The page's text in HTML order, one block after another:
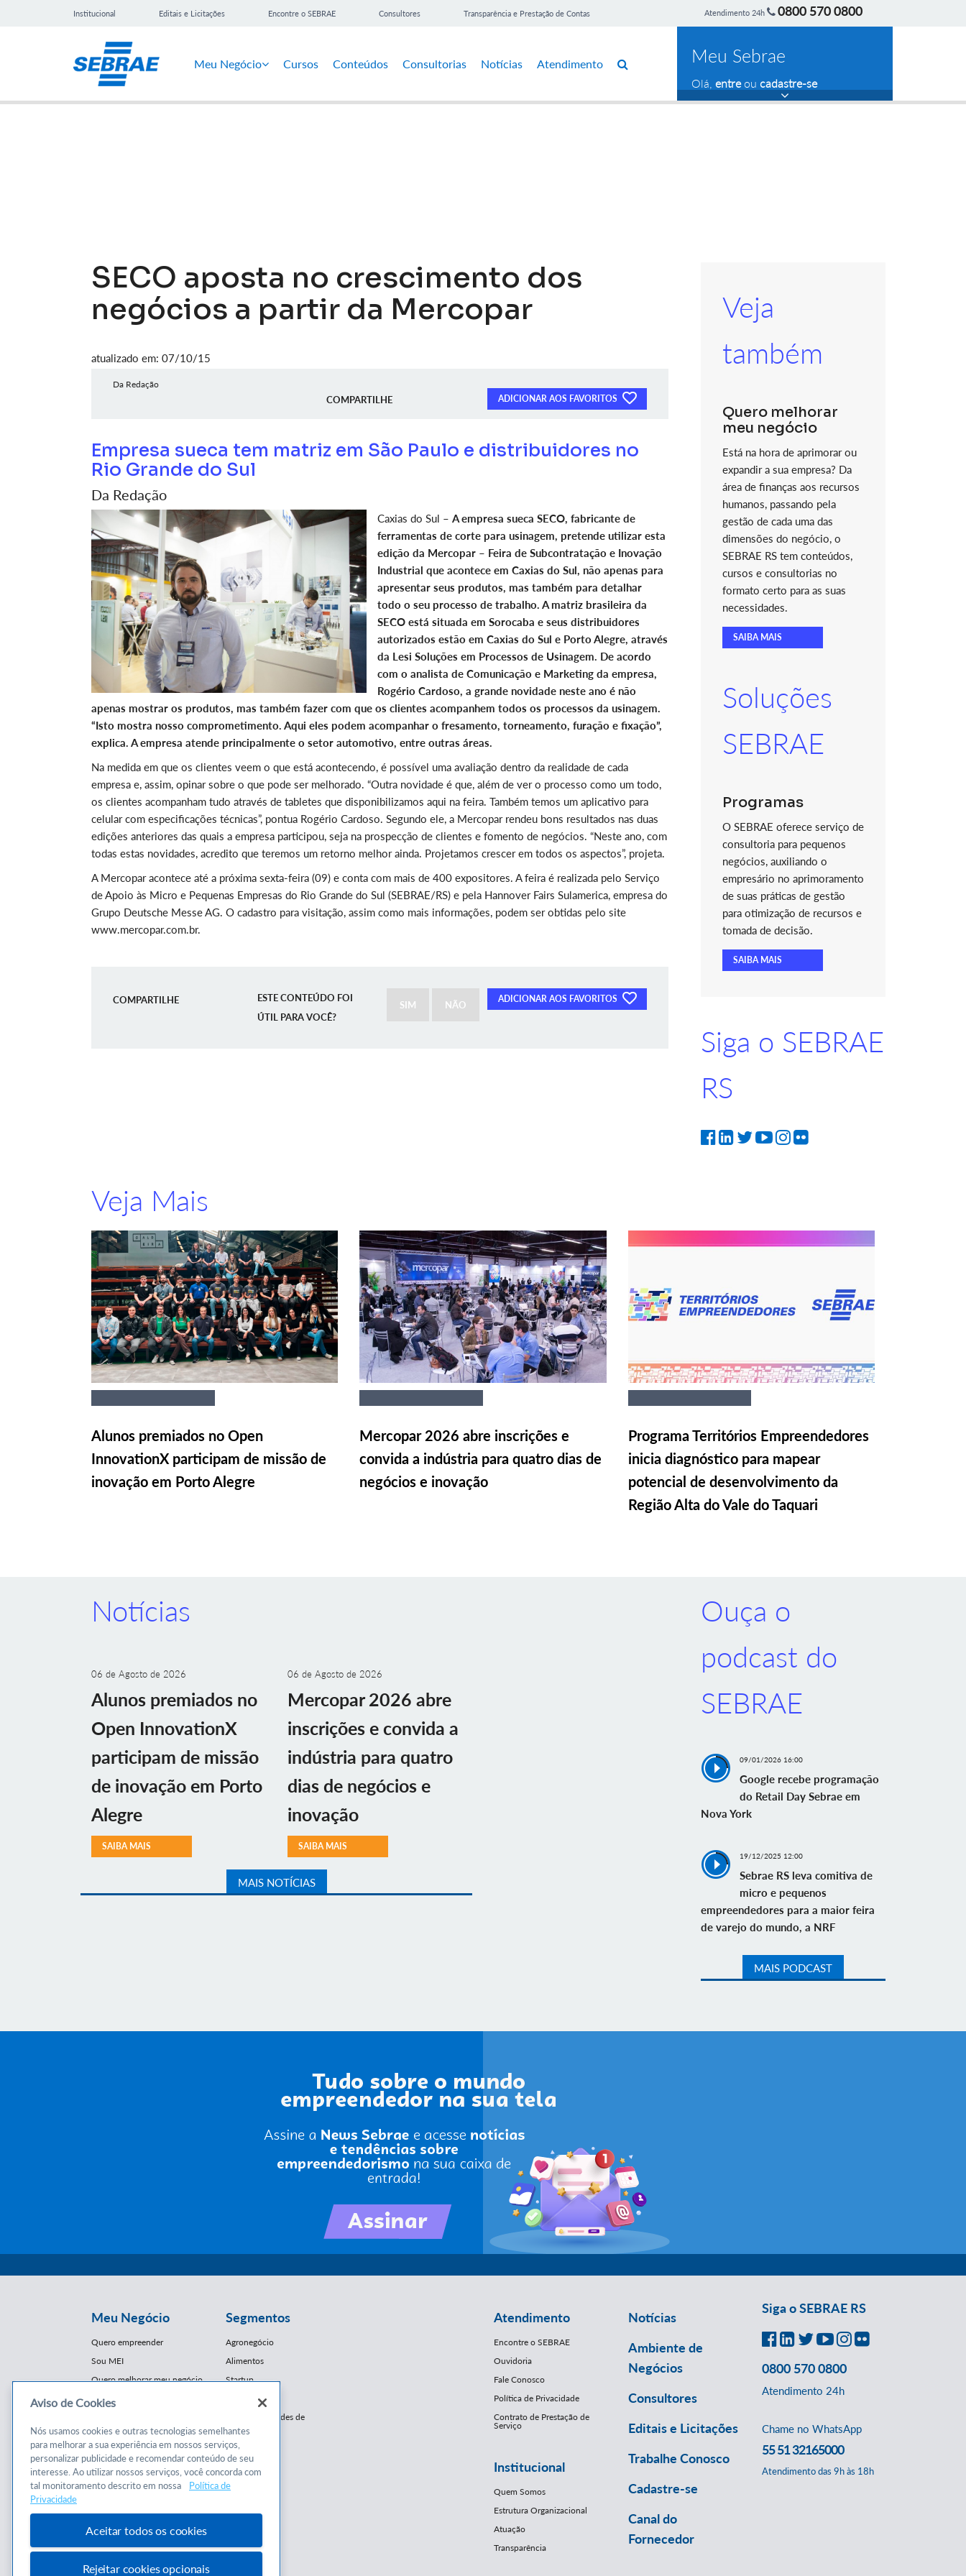
Institucional Editais e Licitações Encontre o SEBRAE Consultores Transparência e Prestação de Contas Atendimento 24h 0800 570 0800
Meu Negócio Cursos Conteúdos Consultorias Notícias Atendimento Meu Sebrae
Olá, entreou cadastre-se
SECO aposta no crescimento dos
negócios a partir da Mercopar
atualizado em: 07/10/15
Da Redação
COMPARTILHE ADICIONAR AOS FAVORITOS
Empresa sueca tem matriz em São Paulo e distribuidores no
Rio Grande do Sul
Da Redação
Caxias do Sul – A empresa sueca SECO, fabricante de
ferramentas de corte para usinagem, pretende utilizar esta
edição da Mercopar – Feira de Subcontratação e Inovação
Industrial que acontece em Caxias do Sul, não apenas para
apresentar seus produtos, mas também para detalhar
todo o seu processo de trabalho. A matriz brasileira da
SECO está situada em Sorocaba e seus distribuidores
autorizados estão em Caxias do Sul e Porto Alegre, através
da Lesi Soluções em Processos de Usinagem. De acordo
com o analista de Comunicação e Marketing da empresa,
Rogério Cardoso, a grande novidade neste ano é não
apenas mostrar os produtos, mas também fazer com que os clientes acompanhem todos os processos da usinagem.
“Isto mostra nosso comprometimento. Aqui eles podem acompanhar o fresamento, torneamento, furação e fixação”,
explica. A empresa atende principalmente o setor automotivo, entre outras áreas.
Na medida em que os clientes veem o que está acontecendo, é possível uma avaliação dentro da realidade de cada
empresa e, assim, opinar sobre o que pode ser melhorado. “Outra novidade é que, além de ver o processo como um todo,
os clientes acompanham tudo através de tabletes que disponibilizamos aqui na feira. Também temos um aplicativo para
celular com especificações técnicas”, pontua Rogério Cardoso. Segundo ele, a Mercopar rendeu bons resultados nas duas
edições anteriores das quais a empresa participou, seja na prospecção de clientes e fomento de negócios. “Neste ano, com
todas estas novidades, acredito que teremos um retorno melhor ainda. Projetamos crescer em todos os aspectos”, projeta.
A Mercopar acontece até a próxima sexta-feira (09) e conta com mais de 400 expositores. A feira é realizada pelo Serviço
de Apoio às Micro e Pequenas Empresas do Rio Grande do Sul (SEBRAE/RS) e pela Hannover Fairs Sulamerica, empresa do
Grupo Deutsche Messe AG. O cadastro para visitação, assim como mais informações, podem ser obtidas pelo site
www.mercopar.com.br.
COMPARTILHE ADICIONAR AOS FAVORITOS
ESTE CONTEÚDO FOI
ÚTIL PARA VOCÊ?
SIM NÃO
Veja
também
Quero melhorar
meu negócio
Está na hora de aprimorar ou
expandir a sua empresa? Da
área de finanças aos recursos
humanos, passando pela
gestão de cada uma das
dimensões do negócio, o
SEBRAE RS tem conteúdos,
cursos e consultorias no
formato certo para as suas
necessidades.
SAIBA MAIS
Soluções
SEBRAE
Programas
O SEBRAE oferece serviço de
consultoria para pequenos
negócios, auxiliando o
empresário no aprimoramento
de suas práticas de gestão
para otimização de recursos e
tomada de decisão.
SAIBA MAIS
Siga o SEBRAE
RS
Veja Mais
Alunos premiados no Open
InnovationX participam de missão de
inovação em Porto Alegre
Mercopar 2026 abre inscrições e
convida a indústria para quatro dias de
negócios e inovação
Programa Territórios Empreendedores
inicia diagnóstico para mapear
potencial de desenvolvimento da
Região Alta do Vale do Taquari
Notícias
06 de Agosto de 2026
Alunos premiados no
Open InnovationX
participam de missão
de inovação em Porto
Alegre
SAIBA MAIS
06 de Agosto de 2026
Mercopar 2026 abre
inscrições e convida a
indústria para quatro
dias de negócios e
inovação
SAIBA MAIS
MAIS NOTÍCIAS
Ouça o
podcast do
SEBRAE
09/01/2026 16:00
Google recebe programação
do Retail Day Sebrae em
Nova York
19/12/2025 12:00
Sebrae RS leva comitiva de
micro e pequenos
empreendedores para a maior feira
de varejo do mundo, a NRF
MAIS PODCAST
Meu Negócio
Quero empreender
Sou MEI
Quero melhorar meu negócio
Conteúdos
Cursos
Consultorias
Segmentos
Agronegócio
Alimentos
Startup
E-Commerce
Franquias / Redes de
Cooperação
Moda
Moveleiro
Saúde
Mercopar
Atendimento
Encontre o SEBRAE
Ouvidoria
Fale Conosco
Política de Privacidade
Contrato de Prestação de
Serviço
Institucional
Quem Somos
Estrutura Organizacional
Atuação
Transparência
Notícias
Ambiente de
Negócios
Consultores
Editais e Licitações
Trabalhe Conosco
Cadastre-se
Canal do
Fornecedor
Siga o SEBRAE RS
0800 570 0800
Atendimento 24h
Chame no WhatsApp
55 51 32165000
Atendimento das 9h às 18h
Aviso de Cookies
Nós usamos cookies e outras tecnologias semelhantes
para melhorar a sua experiência em nossos serviços,
personalizar publicidade e recomendar conteúdo de seu
interesse. Ao utilizar nossos serviços, você concorda com
tal monitoramento descrito em nossa
Política de
Privacidade
Aceitar todos os cookies
Rejeitar cookies opcionais